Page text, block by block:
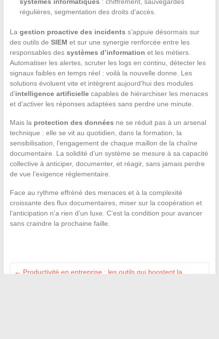
régulières, segmentation des droits d’accès.
La gestion proactive des incidents s’appuie désormais sur
des outils de SIEM et sur une synergie renforcée entre les
responsables des systèmes d’information et les métiers.
Automatiser les alertes, scruter les logs en continu, détecter les
signaux faibles en temps réel : voilà la nouvelle donne. Les
solutions évoluent vite et intègrent aujourd’hui des modules
d’intelligence artificiellecapables de hiérarchiser les menaces
et d’activer les réponses adaptées sans perdre une minute.
Mais la protection des données ne se réduit pas à un arsenal
technique : elle se vit au quotidien, dans la formation, la
sensibilisation, l’engagement de chaque maillon de la chaîne
documentaire. La solidité d’un système se mesure à sa capacité
collective à anticiper, documenter, et réagir, sans jamais perdre
de vue l’exigence réglementaire.
Face au rythme effréné des menaces et à la complexité
croissante des flux documentaires, miser sur la coopération et
l’anticipation n’a rien d’un luxe. C’est la condition pour avancer
sans craindre la prochaine faille.
← Productivité en entreprise : les outils qui boostent la